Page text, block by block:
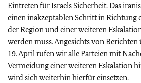
Eintreten für Israels Sicherheit. Das
einen inakzeptablen Schritt in Richtung
der Region und einer weiteren
werden muss. Angesichts von
19. April rufen wir alle Parteien mit
Vermeidung einer weiteren Eskalation
wird sich weiterhin hierfür einsetzen.